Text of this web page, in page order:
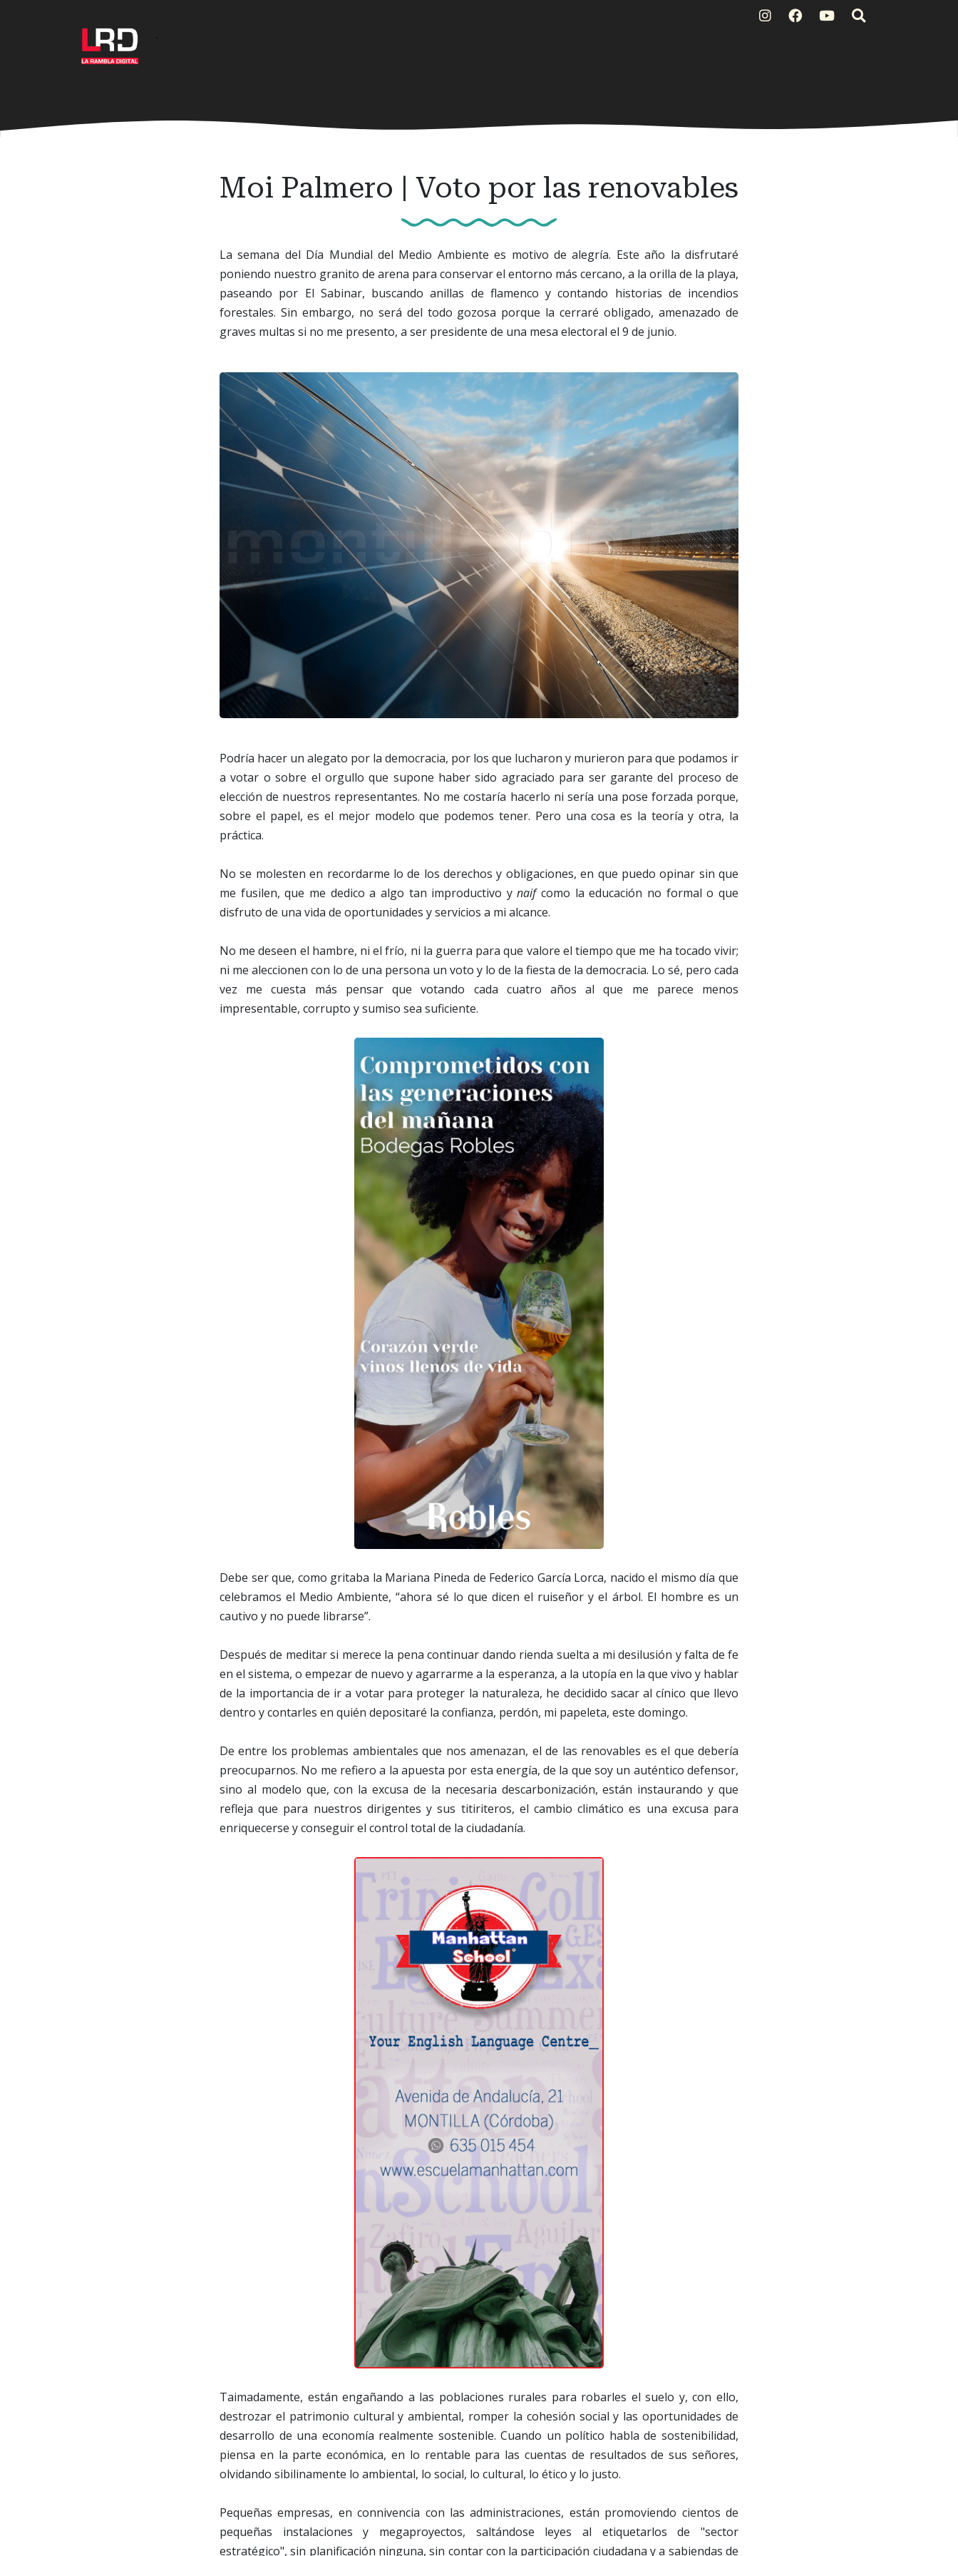
Moi Palmero | Voto por las renovables
La semana del Día Mundial del Medio Ambiente es motivo de alegría. Este año la disfrutaré
poniendo nuestro granito de arena para conservar el entorno más cercano, a la orilla de la playa,
paseando por El Sabinar, buscando anillas de flamenco y contando historias de incendios
forestales. Sin embargo, no será del todo gozosa porque la cerraré obligado, amenazado de
graves multas si no me presento, a ser presidente de una mesa electoral el 9 de junio.
Podría hacer un alegato por la democracia, por los que lucharon y murieron para que podamos ir
a votar o sobre el orgullo que supone haber sido agraciado para ser garante del proceso de
elección de nuestros representantes. No me costaría hacerlo ni sería una pose forzada porque,
sobre el papel, es el mejor modelo que podemos tener. Pero una cosa es la teoría y otra, la
práctica.
No se molesten en recordarme lo de los derechos y obligaciones, en que puedo opinar sin que
me fusilen, que me dedico a algo tan improductivo ynaifcomo la educación no formal o que
disfruto de una vida de oportunidades y servicios a mi alcance.
No me deseen el hambre, ni el frío, ni la guerra para que valore el tiempo que me ha tocado vivir;
ni me aleccionen con lo de una persona un voto y lo de la fiesta de la democracia. Lo sé, pero cada
vez me cuesta más pensar que votando cada cuatro años al que me parece menos
impresentable, corrupto y sumiso sea suficiente.
Debe ser que, como gritaba la Mariana Pineda de Federico García Lorca, nacido el mismo día que
celebramos el Medio Ambiente, “ahora sé lo que dicen el ruiseñor y el árbol. El hombre es un
cautivo y no puede librarse”.
Después de meditar si merece la pena continuar dando rienda suelta a mi desilusión y falta de fe
en el sistema, o empezar de nuevo y agarrarme a la esperanza, a la utopía en la que vivo y hablar
de la importancia de ir a votar para proteger la naturaleza, he decidido sacar al cínico que llevo
dentro y contarles en quién depositaré la confianza, perdón, mi papeleta, este domingo.
De entre los problemas ambientales que nos amenazan, el de las renovables es el que debería
preocuparnos. No me refiero a la apuesta por esta energía, de la que soy un auténtico defensor,
sino al modelo que, con la excusa de la necesaria descarbonización, están instaurando y que
refleja que para nuestros dirigentes y sus titiriteros, el cambio climático es una excusa para
enriquecerse y conseguir el control total de la ciudadanía.
Taimadamente, están engañando a las poblaciones rurales para robarles el suelo y, con ello,
destrozar el patrimonio cultural y ambiental, romper la cohesión social y las oportunidades de
desarrollo de una economía realmente sostenible. Cuando un político habla de sostenibilidad,
piensa en la parte económica, en lo rentable para las cuentas de resultados de sus señores,
olvidando sibilinamente lo ambiental, lo social, lo cultural, lo ético y lo justo.
Pequeñas empresas, en connivencia con las administraciones, están promoviendo cientos de
pequeñas instalaciones y megaproyectos, saltándose leyes al etiquetarlos de "sector
estratégico", sin planificación ninguna, sin contar con la participación ciudadana y a sabiendas de